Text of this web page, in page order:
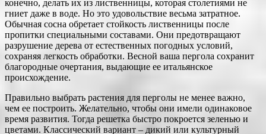
конечно, делать их из лиственницы, которая столетиями не
гниет даже в воде. Но это удовольствие весьма затратное.
Обычная сосна обретает стойкость лиственницы после
пропитки специальными составами. Они предотвращают
разрушение дерева от естественных погодных условий,
сохраняя легкость обработки. Весной ваша пергола сохранит
благородные очертания, выдающие ее итальянское
происхождение.
Правильно выбрать растения для перголы не менее важно,
чем ее построить. Желательно, чтобы они имели одинаковое
время развития. Тогда решетка быстро покроется зеленью и
цветами. Классический вариант – дикий или культурный